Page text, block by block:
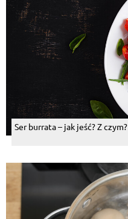
Ser burrata – jak jeść? Z czym?